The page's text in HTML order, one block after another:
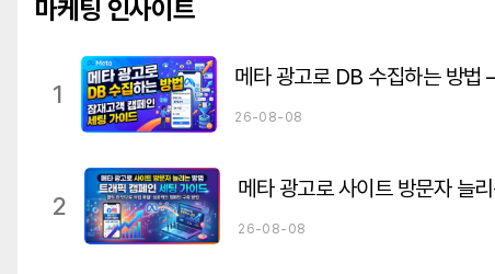
마케팅 인사이트
1
26-08-08
2
26-08-08